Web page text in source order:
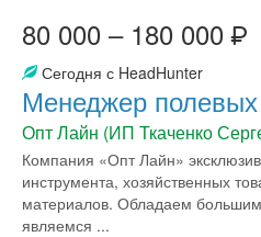
80 000 – 180 000
Сегодня с HeadHunter
Менеджер
Опт Лайн (ИП Ткаченко
Компания «Опт Лайн»
инструмента, хозяйственных
материалов. Обладаем
являемся ...